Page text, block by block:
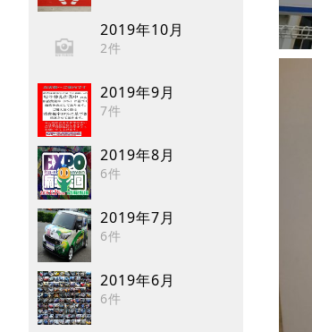
2019年10月
2件
2019年9月
7件
2019年8月
6件
2019年7月
6件
2019年6月
6件